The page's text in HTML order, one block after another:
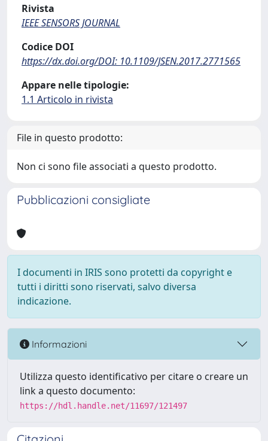
Rivista
IEEE SENSORS JOURNAL
Codice DOI
https://dx.doi.org/DOI: 10.1109/JSEN.2017.2771565
Appare nelle tipologie:
1.1 Articolo in rivista
File in questo prodotto:
Non ci sono file associati a questo prodotto.
Pubblicazioni consigliate
I documenti in IRIS sono protetti da copyright e
tutti i diritti sono riservati, salvo diversa
indicazione.
Informazioni
Utilizza questo identificativo per citare o creare un
link a questo documento:
https://hdl.handle.net/11697/121497